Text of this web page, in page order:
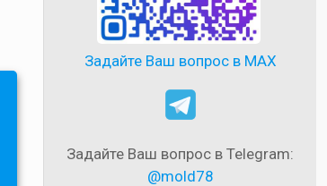
Задайте Ваш вопрос в MAX
Задайте Ваш вопрос в Telegram:
@mold78